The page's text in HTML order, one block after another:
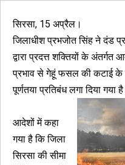
सिरसा, 15 अप्रैल।
जिलाधीश प्रभजोत सिंह ने दंड
द्वारा प्रदत्त शक्तियों के
प्रभाव से गेहूं फसल की कटाई
पूर्णतया प्रतिबंध लगा दिया गया
आदेशों में कहा
गया है कि जिला
सिरसा की सीमा